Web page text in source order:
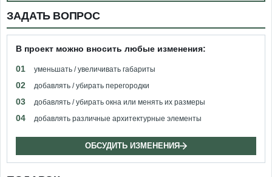
ЗАДАТЬ ВОПРОС
В проект можно вносить любые изменения:
01 уменьшать / увеличивать габариты
02 добавлять / убирать перегородки
03 добавлять / убирать окна или менять их размеры
04 добавлять различные архитектурные элементы
ОБСУДИТЬ ИЗМЕНЕНИЯ